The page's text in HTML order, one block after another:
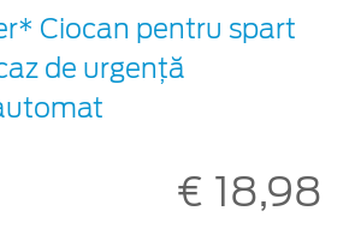
Ciocan pentru spart
de urgenţă
€ 18,98